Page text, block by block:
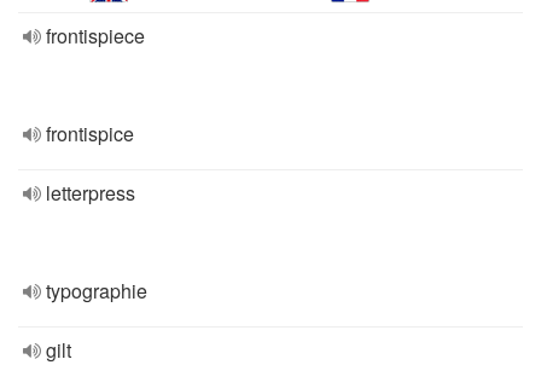
frontispiece
frontispice
letterpress
typographie
gilt